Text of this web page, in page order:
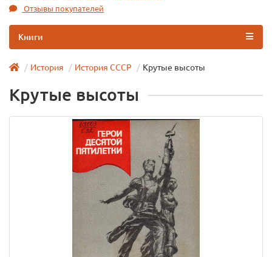
Отзывы покупателей
Книги
История История СССР Крутые высоты
Крутые высоты